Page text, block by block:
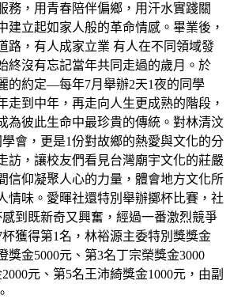
務，用青春陪伴偏鄉，用汗水實踐關
建立起如家人般的革命情感。畢業後，
路，有人成家立業 有人在不同領域發
終沒有忘記當年共同走過的歲月。於
的約定—每年7月舉辦2天1夜的同學
走到中年，再走向人生更成熟的階段，
為彼此生命中最珍貴的傳統。對林清汶
會，更是1份對故鄉的熱愛與文化的分
訪，讓校友們看見台灣廟宇文化的莊嚴
信仰凝聚人心的力量，體會地方文化所
情味。愛暉社還特別舉辦擲杯比賽，社
到既新奇又興奮，經過一番激烈競爭
獲得第1名，林裕源主委特別獎獎金
獎金5000元、第3名丁宗榮獎金3000
元、第5名王沛綺獎金1000元，由副